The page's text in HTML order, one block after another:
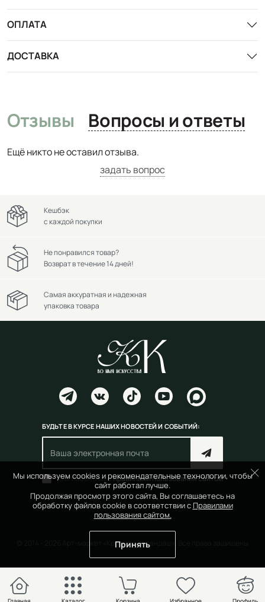
ОПЛАТА
ДОСТАВКА
Отзывы Вопросы и ответы
Ещё никто не оставил отзыва.
задать вопрос
Мы используем cookies и рекомендательные технологии, чтобы
сайт работал лучше.
Продолжая просмотр этого сайта, Вы соглашаетесь на
обработку файлов cookie в соответствии с Правилами
пользования сайтом.
Принять
Кешбэк
с каждой покупки
Не понравился товар?
Возврат в течение 14 дней!
Самая аккуратная и надежная
упаковка товара
БУДЬТЕ В КУРСЕ НАШИХ НОВОСТЕЙ И СОБЫТИЙ:
Согласен(на) справилами пользования сайтом
© 2014 - 2026 Арт-маркет «Красный Карандаш». Все права защищены